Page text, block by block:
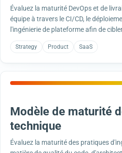
Évaluez la maturité DevOps et de
équipe à travers le CI/CD, le
l'ingénierie de plateforme afin de
Strategy Product SaaS
Modèle de maturité
technique
Évaluez la maturité des pratiques